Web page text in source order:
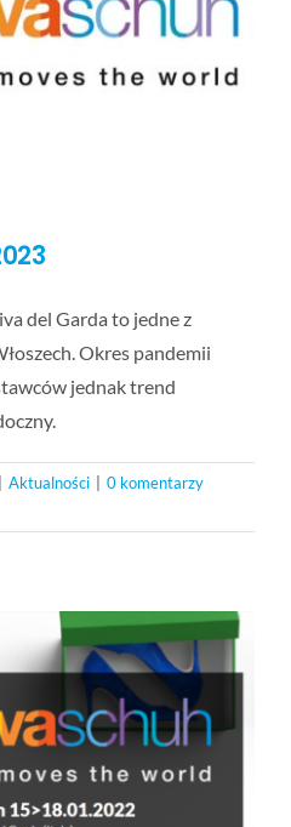
BLOG
del Garda to jedne z
Okres pandemii
jednak trend
Aktualności
0 komentarzy